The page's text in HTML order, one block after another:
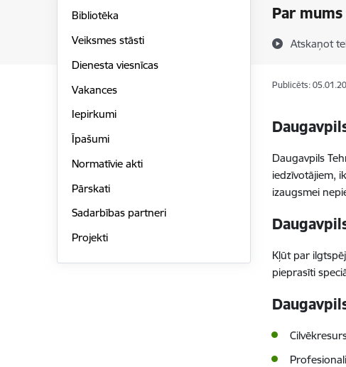
Par mums
Atskaņot
Bibliotēka
Veiksmes stāsti
Dienesta viesnīcas
Vakances
Iepirkumi
Īpašumi
Normatīvie akti
Pārskati
Sadarbības partneri
Projekti
Publicēts:
Daugavpils
iedzīvotājiem,
izaugsmei
Kļūt par
pieprasīti